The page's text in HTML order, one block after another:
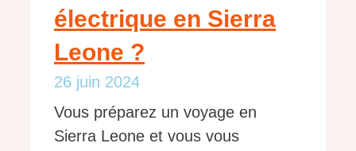
électrique en Sierra
Leone ?
26 juin 2024
Vous préparez un voyage en
Sierra Leone et vous vous